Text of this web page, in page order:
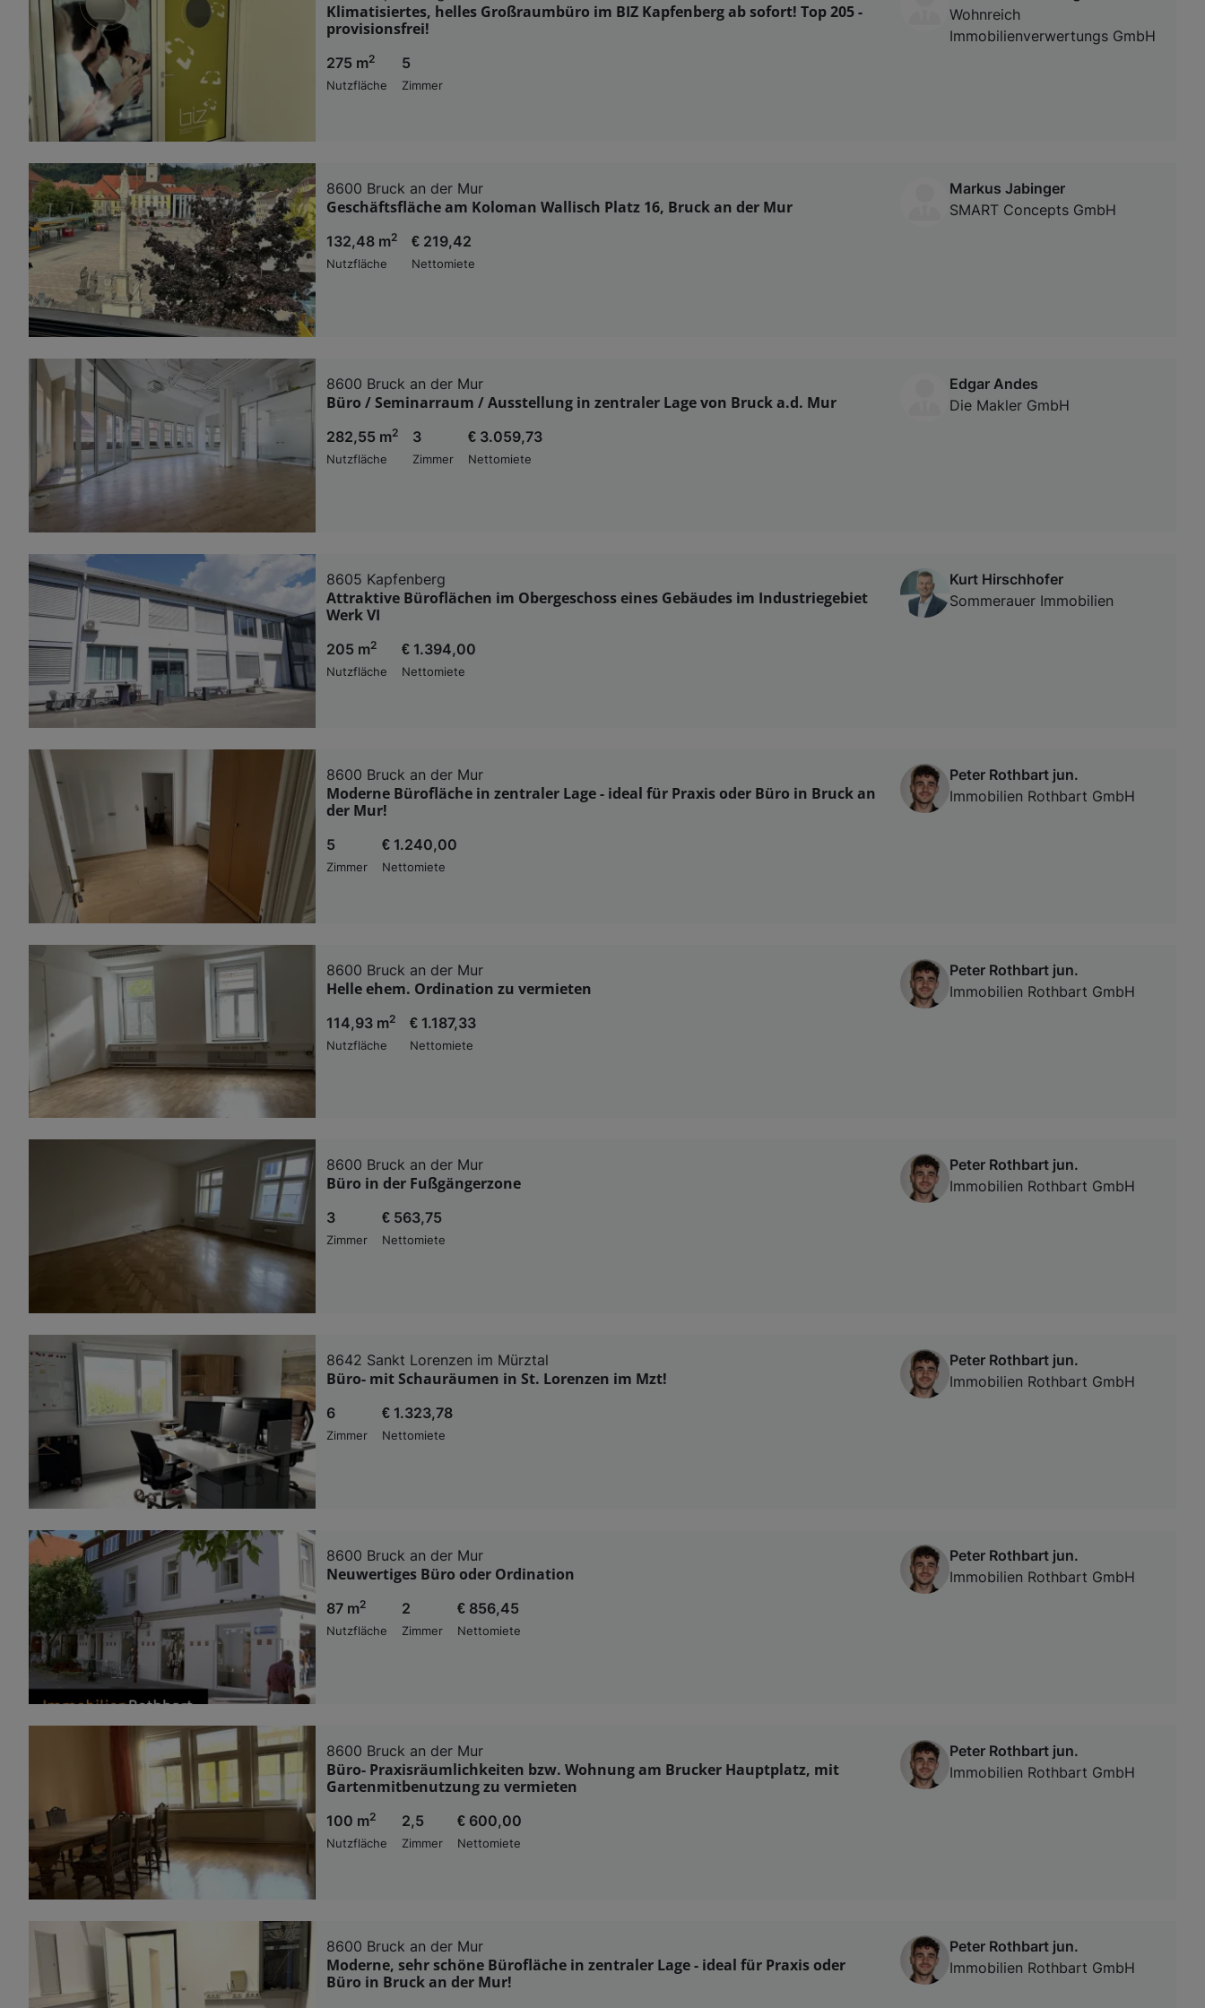
Klimatisiertes, helles Großraumbüro im BIZ Kapfenberg ab sofort! Top 205 -
provisionsfrei!
275 m2
Nutzfläche
5
Zimmer
Wohnreich
Immobilienverwertungs GmbH
8600 Bruck an der Mur
Geschäftsfläche am Koloman Wallisch Platz 16, Bruck an der Mur
132,48 m2
Nutzfläche
€ 219,42
Nettomiete
Markus Jabinger
SMART Concepts GmbH
8600 Bruck an der Mur
Büro / Seminarraum / Ausstellung in zentraler Lage von Bruck a.d. Mur
282,55 m2
Nutzfläche
3
Zimmer
€ 3.059,73
Nettomiete
Edgar Andes
Die Makler GmbH
8605 Kapfenberg
Attraktive Büroflächen im Obergeschoss eines Gebäudes im Industriegebiet
Werk VI
205 m2
Nutzfläche
€ 1.394,00
Nettomiete
Kurt Hirschhofer
Sommerauer Immobilien
8600 Bruck an der Mur
Moderne Bürofläche in zentraler Lage - ideal für Praxis oder Büro in Bruck an
der Mur!
5
Zimmer
€ 1.240,00
Nettomiete
Peter Rothbart jun.
Immobilien Rothbart GmbH
8600 Bruck an der Mur
Helle ehem. Ordination zu vermieten
114,93 m2
Nutzfläche
€ 1.187,33
Nettomiete
Peter Rothbart jun.
Immobilien Rothbart GmbH
8600 Bruck an der Mur
Büro in der Fußgängerzone
3
Zimmer
€ 563,75
Nettomiete
Peter Rothbart jun.
Immobilien Rothbart GmbH
8642 Sankt Lorenzen im Mürztal
Büro- mit Schauräumen in St. Lorenzen im Mzt!
6
Zimmer
€ 1.323,78
Nettomiete
Peter Rothbart jun.
Immobilien Rothbart GmbH
8600 Bruck an der Mur
Neuwertiges Büro oder Ordination
87 m2
Nutzfläche
2
Zimmer
€ 856,45
Nettomiete
Peter Rothbart jun.
Immobilien Rothbart GmbH
8600 Bruck an der Mur
Büro- Praxisräumlichkeiten bzw. Wohnung am Brucker Hauptplatz, mit
Gartenmitbenutzung zu vermieten
100 m2
Nutzfläche
2,5
Zimmer
€ 600,00
Nettomiete
Peter Rothbart jun.
Immobilien Rothbart GmbH
8600 Bruck an der Mur
Moderne, sehr schöne Bürofläche in zentraler Lage - ideal für Praxis oder
Büro in Bruck an der Mur!
Peter Rothbart jun.
Immobilien Rothbart GmbH